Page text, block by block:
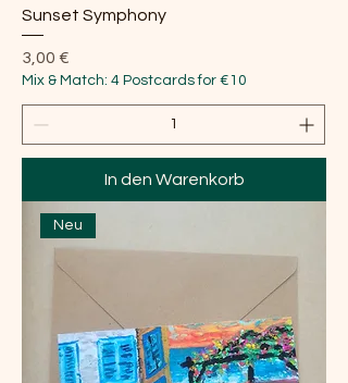
Sunset Symphony
Preis
3,00 €
Mix & Match: 4 Postcards for €10
In den Warenkorb
Neu